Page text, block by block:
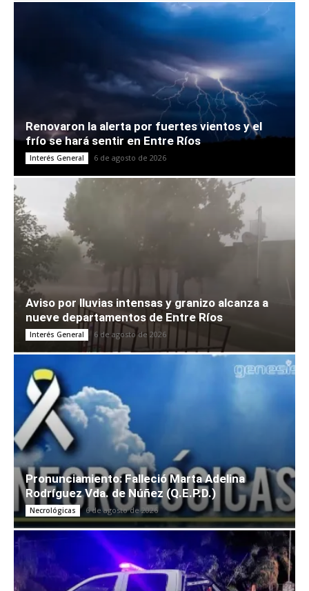
Renovaron la alerta por fuertes vientos y el
frío se hará sentir en Entre Ríos
Interés General 6 de agosto de 2026
Aviso por lluvias intensas y granizo alcanza a
nueve departamentos de Entre Ríos
Interés General 6 de agosto de 2026
Pronunciamiento: Falleció Marta Adelina
Rodríguez Vda. de Núñez (Q.E.P.D.)
Necrológicas 6 de agosto de 2026